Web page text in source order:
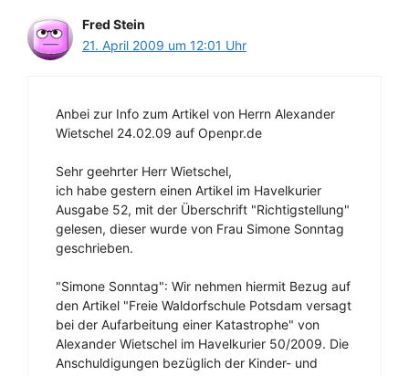
Fred Stein
21. April 2009 um 12:01 Uhr
Anbei zur Info zum Artikel von Herrn Alexander
Wietschel 24.02.09 auf Openpr.de
Sehr geehrter Herr Wietschel,
ich habe gestern einen Artikel im Havelkurier
Ausgabe 52, mit der Überschrift "Richtigstellung"
gelesen, dieser wurde von Frau Simone Sonntag
geschrieben.
"Simone Sonntag": Wir nehmen hiermit Bezug auf
den Artikel "Freie Waldorfschule Potsdam versagt
bei der Aufarbeitung einer Katastrophe" von
Alexander Wietschel im Havelkurier 50/2009. Die
Anschuldigungen bezüglich der Kinder- und